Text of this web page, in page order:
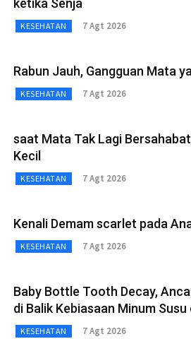
KESEHATAN 7 Agt 2026
Rabun Jauh, Gangguan Mata
KESEHATAN 7 Agt 2026
saat Mata Tak Lagi
Kecil
KESEHATAN 7 Agt 2026
Kenali Demam scarlet pada
KESEHATAN 7 Agt 2026
Baby Bottle Tooth Decay,
di Balik Kebiasaan Minum
KESEHATAN 7 Agt 2026